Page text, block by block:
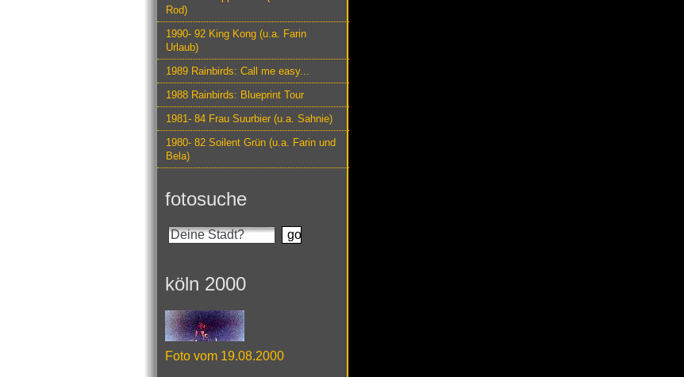
Rod)
1990- 92 King Kong (u.a. Farin
Urlaub)
1989 Rainbirds: Call me easy...
1988 Rainbirds: Blueprint Tour
1981- 84 Frau Suurbier (u.a. Sahnie)
1980- 82 Soilent Grün (u.a. Farin und
Bela)
fotosuche
köln 2000
Foto vom 19.08.2000